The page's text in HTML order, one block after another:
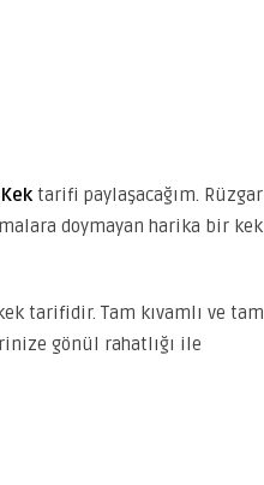
tarifi paylaşacağım. Rüzgar
doymayan harika bir kek
tarifidir. Tam kıvamlı ve tam
gönül rahatlığı ile